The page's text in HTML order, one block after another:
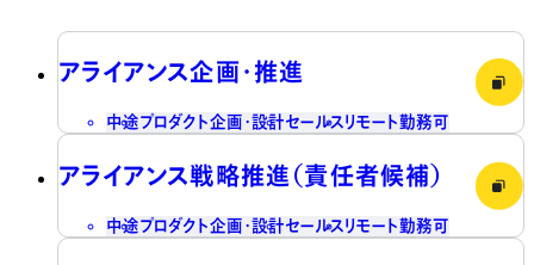
アライアンス企画・推進
中途プロダクト企画・設計セールスリモート勤務可
アライアンス戦略推進（責任者候補）
中途プロダクト企画・設計セールス リモート勤務可